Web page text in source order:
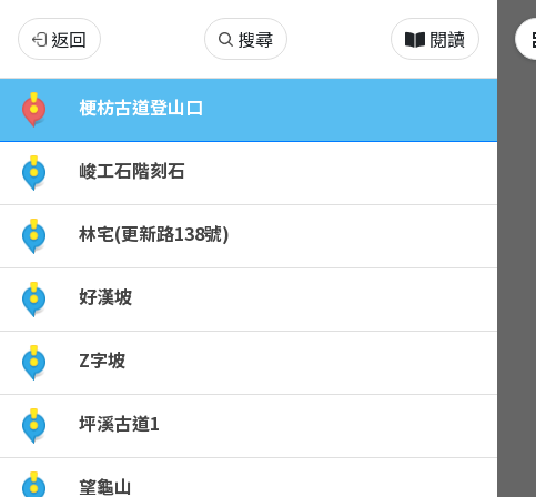
梗
枋
古
道-
哲
學
之
路
返回 搜尋 閱讀
梗枋古道登山口
峻工石階刻石
林宅(更新路138號)
好漢坡
Z字坡
坪溪古道1
望龜山